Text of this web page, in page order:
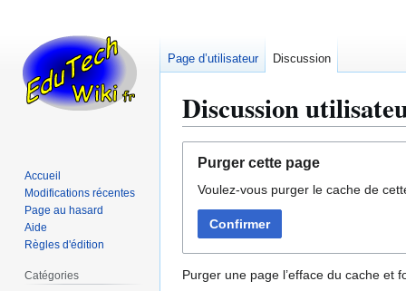
Discussion
navigation
recherche
Purger cette page
Voulez-vous purger le cache de
Confirmer
Purger une page l’efface du cache et
Page d’utilisateur Discussion
Accueil
Modifications récentes
Page au hasard
Aide
Règles d'édition
Catégories